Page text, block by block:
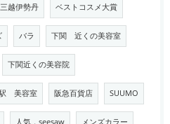
三越伊勢丹 ベストコスメ大賞
バラ 下関 近くの美容室
下関近くの美容院
美容室 阪急百貨店 SUUMO
人気，seesaw メンズカラー